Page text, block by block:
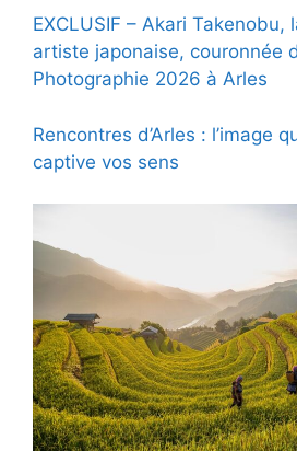
EXCLUSIF – Akari Takenobu,
artiste japonaise, couronnée
Photographie 2026 à Arles
Rencontres d’Arles : l’image
captive vos sens